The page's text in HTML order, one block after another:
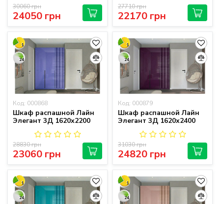
24050 грн
30060 грн
22170 грн
27710 грн
1
24
Код: 000868
Шкаф распашной Лайн
Элегант 3Д 1620х2200
23060 грн
28830 грн
1
24
Код: 000879
Шкаф распашной Лайн
Элегант 3Д 1620х2400
24820 грн
31030 грн
1
24
1
24